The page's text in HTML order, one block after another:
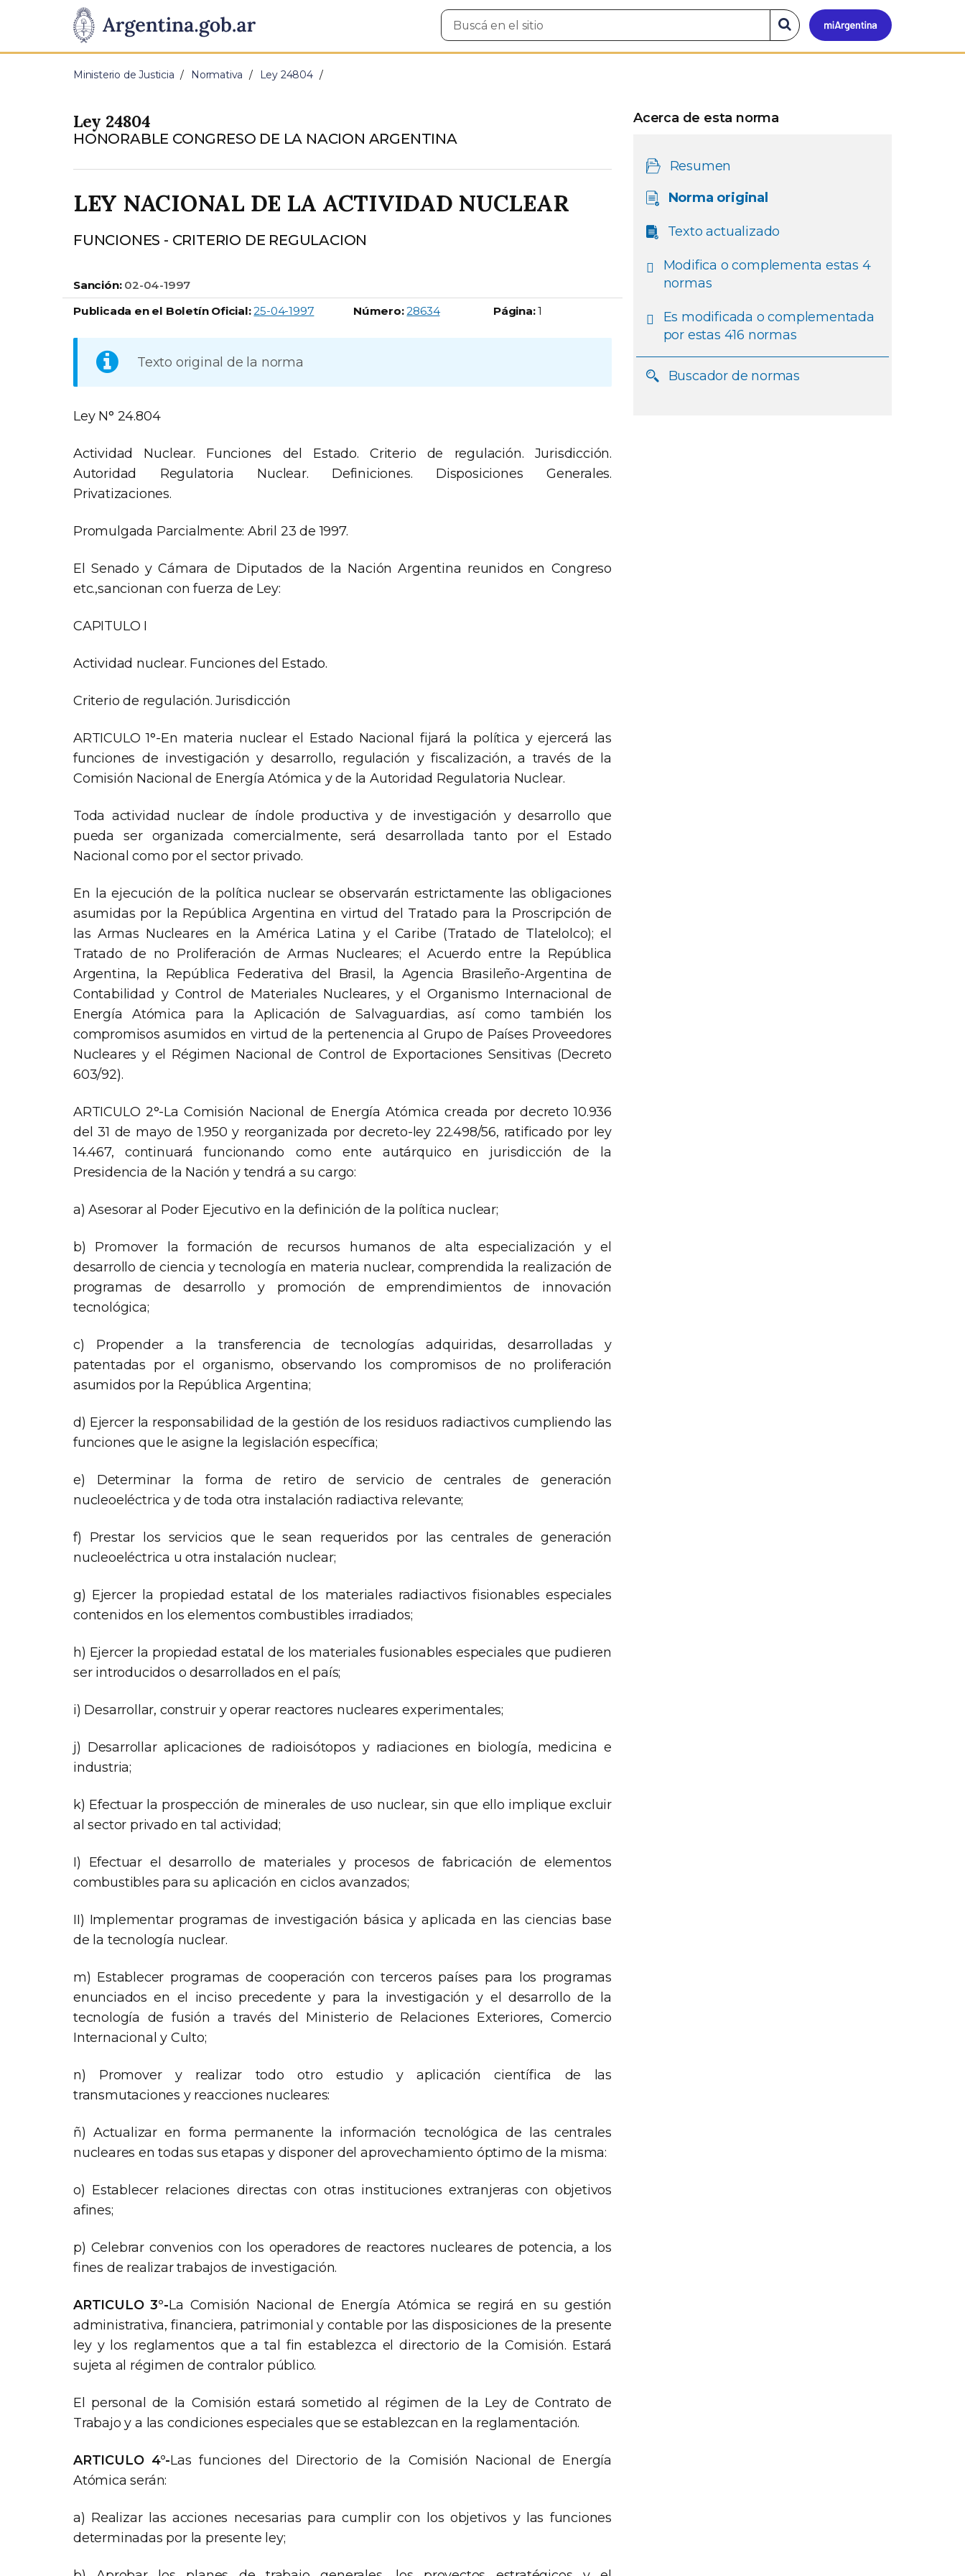
Presidencia
de
Pasar al contenido principal
Mi
Buscar
en
Buscar
en
el
Ministerio de Justicia Normativa Ley 24804
Ley 24804
HONORABLE CONGRESO DE LA NACION ARGENTINA
LEY NACIONAL DE LA ACTIVIDAD NUCLEAR
FUNCIONES - CRITERIO DE REGULACION
Sanción: 02-04-1997
Publicada en el Boletín Oficial: 25-04-1997 Número:Boletín Oficial número:
28634 Página: 1
Texto original de la norma
Ley N° 24.804
Actividad Nuclear. Funciones del Estado. Criterio de regulación. Jurisdicción.
Autoridad Regulatoria Nuclear. Definiciones. Disposiciones Generales.
Privatizaciones.
Promulgada Parcialmente: Abril 23 de 1997.
El Senado y Cámara de Diputados de la Nación Argentina reunidos en Congreso
etc.,sancionan con fuerza de Ley:
CAPITULO I
Actividad nuclear. Funciones del Estado.
Criterio de regulación. Jurisdicción
ARTICULO 1°-En materia nuclear el Estado Nacional fijará la política y ejercerá las
funciones de investigación y desarrollo, regulación y fiscalización, a través de la
Comisión Nacional de Energía Atómica y de la Autoridad Regulatoria Nuclear.
Toda actividad nuclear de índole productiva y de investigación y desarrollo que
pueda ser organizada comercialmente, será desarrollada tanto por el Estado
Nacional como por el sector privado.
En la ejecución de la política nuclear se observarán estrictamente las obligaciones
asumidas por la República Argentina en virtud del Tratado para la Proscripción de
las Armas Nucleares en la América Latina y el Caribe (Tratado de Tlatelolco); el
Tratado de no Proliferación de Armas Nucleares; el Acuerdo entre la República
Argentina, la República Federativa del Brasil, la Agencia Brasileño-Argentina de
Contabilidad y Control de Materiales Nucleares, y el Organismo Internacional de
Energía Atómica para la Aplicación de Salvaguardias, así como también los
compromisos asumidos en virtud de la pertenencia al Grupo de Países Proveedores
Nucleares y el Régimen Nacional de Control de Exportaciones Sensitivas (Decreto
603/92).
ARTICULO 2°-La Comisión Nacional de Energía Atómica creada por decreto 10.936
del 31 de mayo de 1.950 y reorganizada por decreto-ley 22.498/56, ratificado por ley
14.467, continuará funcionando como ente autárquico en jurisdicción de la
Presidencia de la Nación y tendrá a su cargo:
a) Asesorar al Poder Ejecutivo en la definición de la política nuclear;
b) Promover la formación de recursos humanos de alta especialización y el
desarrollo de ciencia y tecnología en materia nuclear, comprendida la realización de
programas de desarrollo y promoción de emprendimientos de innovación
tecnológica;
c) Propender a la transferencia de tecnologías adquiridas, desarrolladas y
patentadas por el organismo, observando los compromisos de no proliferación
asumidos por la República Argentina;
d) Ejercer la responsabilidad de la gestión de los residuos radiactivos cumpliendo las
funciones que le asigne la legislación específica;
e) Determinar la forma de retiro de servicio de centrales de generación
nucleoeléctrica y de toda otra instalación radiactiva relevante;
f) Prestar los servicios que le sean requeridos por las centrales de generación
nucleoeléctrica u otra instalación nuclear;
g) Ejercer la propiedad estatal de los materiales radiactivos fisionables especiales
contenidos en los elementos combustibles irradiados;
h) Ejercer la propiedad estatal de los materiales fusionables especiales que pudieren
ser introducidos o desarrollados en el país;
i) Desarrollar, construir y operar reactores nucleares experimentales;
j) Desarrollar aplicaciones de radioisótopos y radiaciones en biología, medicina e
industria;
k) Efectuar la prospección de minerales de uso nuclear, sin que ello implique excluir
al sector privado en tal actividad;
I) Efectuar el desarrollo de materiales y procesos de fabricación de elementos
combustibles para su aplicación en ciclos avanzados;
II) Implementar programas de investigación básica y aplicada en las ciencias base
de la tecnología nuclear.
m) Establecer programas de cooperación con terceros países para los programas
enunciados en el inciso precedente y para la investigación y el desarrollo de la
tecnología de fusión a través del Ministerio de Relaciones Exteriores, Comercio
Internacional y Culto;
n) Promover y realizar todo otro estudio y aplicación científica de las
transmutaciones y reacciones nucleares:
ñ) Actualizar en forma permanente la información tecnológica de las centrales
nucleares en todas sus etapas y disponer del aprovechamiento óptimo de la misma:
o) Establecer relaciones directas con otras instituciones extranjeras con objetivos
afines;
p) Celebrar convenios con los operadores de reactores nucleares de potencia, a los
fines de realizar trabajos de investigación.
ARTICULO 3°-La Comisión Nacional de Energía Atómica se regirá en su gestión
administrativa, financiera, patrimonial y contable por las disposiciones de la presente
ley y los reglamentos que a tal fin establezca el directorio de la Comisión. Estará
sujeta al régimen de contralor público.
El personal de la Comisión estará sometido al régimen de la Ley de Contrato de
Trabajo y a las condiciones especiales que se establezcan en la reglamentación.
ARTICULO 4°-Las funciones del Directorio de la Comisión Nacional de Energía
Atómica serán:
a) Realizar las acciones necesarias para cumplir con los objetivos y las funciones
determinadas por la presente ley;
Acerca de esta norma
Resumen
Norma original
Texto actualizado
Modifica o complementa estas 4
normas
Es modificada o complementada
por estas 416 normas
Buscador de normas